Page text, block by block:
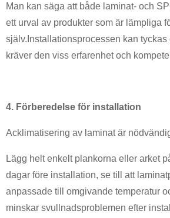
Man kan säga att både laminat- och
ett urval av produkter som är lämpliga
själv.Installationsprocessen kan tyckas
kräver den viss erfarenhet och
4. Förberedelse för installation
Acklimatisering av laminat är
Lägg helt enkelt plankorna eller arket
dagar före installation, se till att
anpassade till omgivande temperatur
minskar svullnadsproblemen efter